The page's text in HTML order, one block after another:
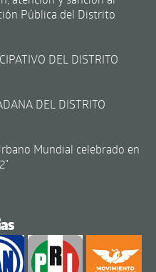
Pública del Distrito
DEL DISTRITO
DEL DISTRITO
Mundial celebrado en